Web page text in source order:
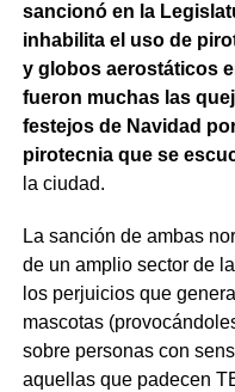
sancionó en la
inhabilita el uso de
y globos aerostáticos
fueron muchas las
festejos de Navidad
pirotecnia que se
la ciudad.
La sanción de ambas
de un amplio sector de
los perjuicios que
mascotas
sobre personas con
aquellas que padecen